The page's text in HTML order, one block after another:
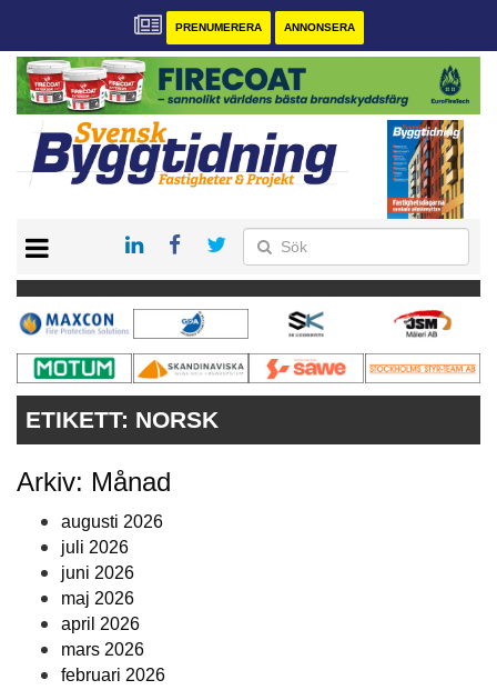
PRENUMERERA ANNONSERA
PRENUMERERA
VÅRA ANDRA MAGASIN
ANNONSERA
KONTAKT
ETIKETT: NORSK
Arkiv: Månad
augusti 2026
juli 2026
juni 2026
maj 2026
april 2026
mars 2026
februari 2026